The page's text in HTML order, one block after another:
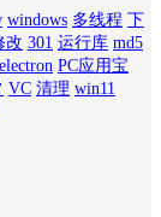
windows 多线程 下
改 301 运行库 md5
electron PC应用宝
VC 清理 win11